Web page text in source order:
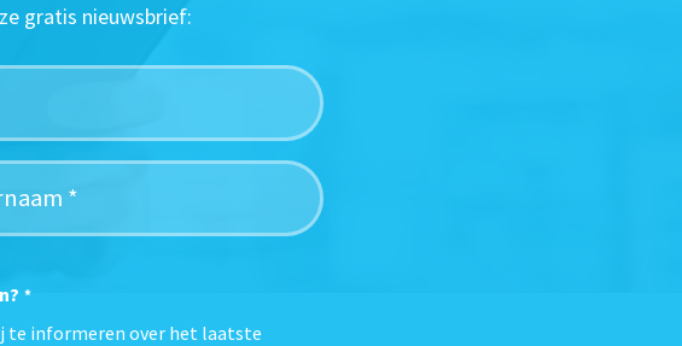
gratis nieuwsbrief:
*
te informeren over het laatste